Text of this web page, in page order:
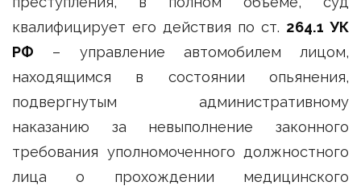
квалифицирует его действия по ст. 264.1 УК
РФ – управление автомобилем лицом,
находящимся в состоянии опьянения,
подвергнутым административному
наказанию за невыполнение законного
требования уполномоченного должностного
лица о прохождении медицинского